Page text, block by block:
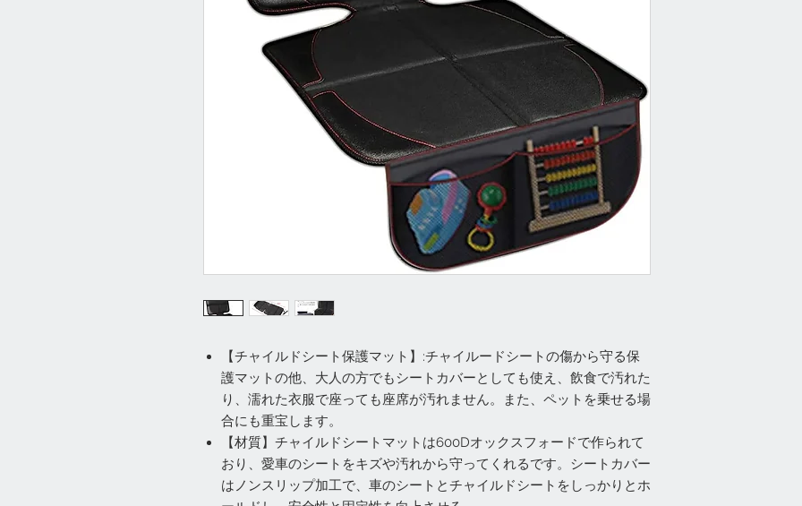
【チャイルドシート保護マット】:チャイルードシートの傷から守る保
護マットの他、大人の方でもシートカバーとしても使え、飲食で汚れた
り、濡れた衣服で座っても座席が汚れません。また、ペットを乗せる場
合にも重宝します。
【材質】チャイルドシートマットは600Dオックスフォードで作られて
おり、愛車のシートをキズや汚れから守ってくれるです。シートカバー
はノンスリップ加工で、車のシートとチャイルドシートをしっかりとホ